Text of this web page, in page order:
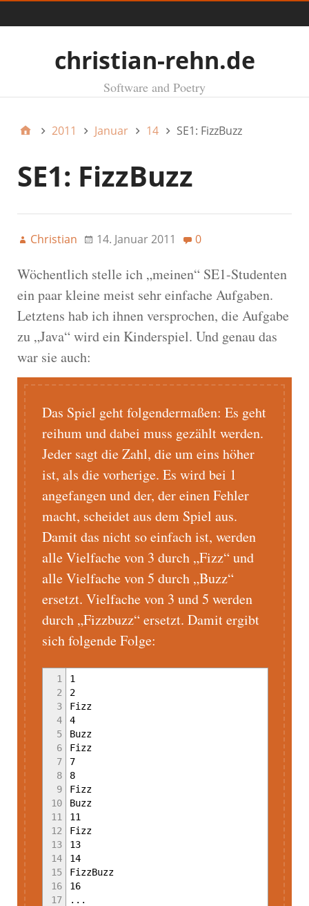
christian-rehn.de
Software and Poetry
2011 Januar 14 SE1: FizzBuzz
SE1: FizzBuzz
Christian 14. Januar 2011 0
Wöchentlich stelle ich „meinen“ SE1-Studenten
ein paar kleine meist sehr einfache Aufgaben.
Letztens hab ich ihnen versprochen, die Aufgabe
zu „Java“ wird ein Kinderspiel. Und genau das
war sie auch:
Das Spiel geht folgendermaßen: Es geht
reihum und dabei muss gezählt werden.
Jeder sagt die Zahl, die um eins höher
ist, als die vorherige. Es wird bei 1
angefangen und der, der einen Fehler
macht, scheidet aus dem Spiel aus.
Damit das nicht so einfach ist, werden
alle Vielfache von 3 durch „Fizz“ und
alle Vielfache von 5 durch „Buzz“
ersetzt. Vielfache von 3 und 5 werden
durch „Fizzbuzz“ ersetzt. Damit ergibt
sich folgende Folge:
1
2
3
4
5
6
7
8
9
10
11
12
13
14
15
16
17
1
2
Fizz
4
Buzz
Fizz
7
8
Fizz
Buzz
11
Fizz
13
14
FizzBuzz
16
...